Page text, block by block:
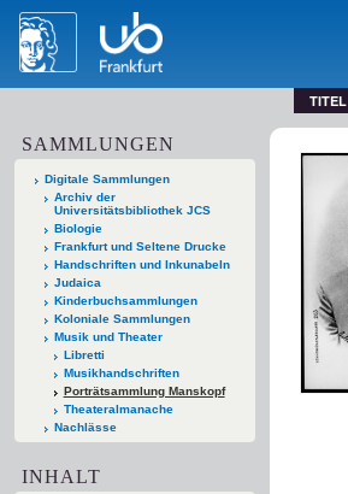
TITEL
SAMMLUNGEN
Digitale Sammlungen
Archiv der
Universitätsbibliothek JCS
Biologie
Frankfurt und Seltene Drucke
Handschriften und Inkunabeln
Judaica
Kinderbuchsammlungen
Koloniale Sammlungen
Musik und Theater
Libretti
Musikhandschriften
Porträtsammlung Manskopf
Theateralmanache
Nachlässe
INHALT